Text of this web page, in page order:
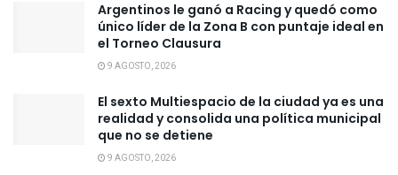
Argentinos le ganó a Racing y quedó como
único líder de la Zona B con puntaje ideal en
el Torneo Clausura
9 AGOSTO, 2026
El sexto Multiespacio de la ciudad ya es una
realidad y consolida una política municipal
que no se detiene
9 AGOSTO, 2026